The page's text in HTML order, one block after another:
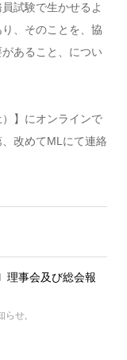
試験で生かせるよ
、そのことを、協
あること、につい
】にオンラインで
改めてMLにて連絡
理事会及び総会報
らせ